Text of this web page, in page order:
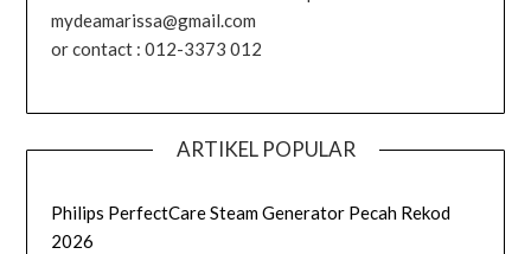
mydeamarissa@gmail.com
or contact : 012-3373 012
ARTIKEL POPULAR
Philips PerfectCare Steam Generator Pecah Rekod
2026